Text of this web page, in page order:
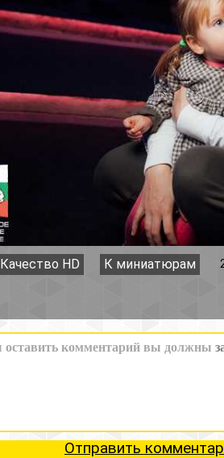
Качество HD К миниатюрам
Отправить